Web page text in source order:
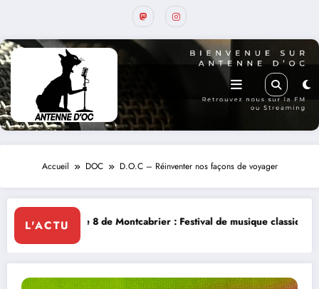
Accueil DOC D.O.C – Réinventer nos façons de voyager
L'ACTU
Montcabrier : Festival de musique classique le 8 et 9 août La